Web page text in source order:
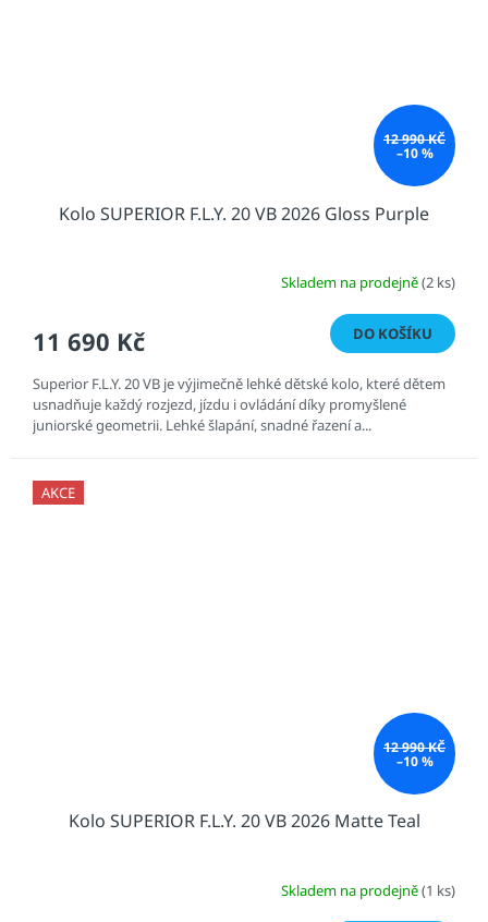
12 990 KČ
–10 %
Kolo SUPERIOR F.L.Y. 20 VB 2026 Gloss Purple
Skladem na prodejně(2 ks)
11 690 Kč DO KOŠÍKU
Superior F.L.Y. 20 VB je výjimečně lehké dětské kolo, které dětem
usnadňuje každý rozjezd, jízdu i ovládání díky promyšlené
juniorské geometrii. Lehké šlapání, snadné řazení a...
AKCE
12 990 KČ
–10 %
Kolo SUPERIOR F.L.Y. 20 VB 2026 Matte Teal
Skladem na prodejně(1 ks)